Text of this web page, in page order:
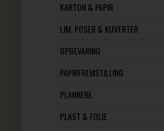
KARTON & PAPIR
LIM, POSER & KUVERTER
OPBEVARING
PAPIRFREMSTILLING
PLANNERE
PLAST & FOLIE